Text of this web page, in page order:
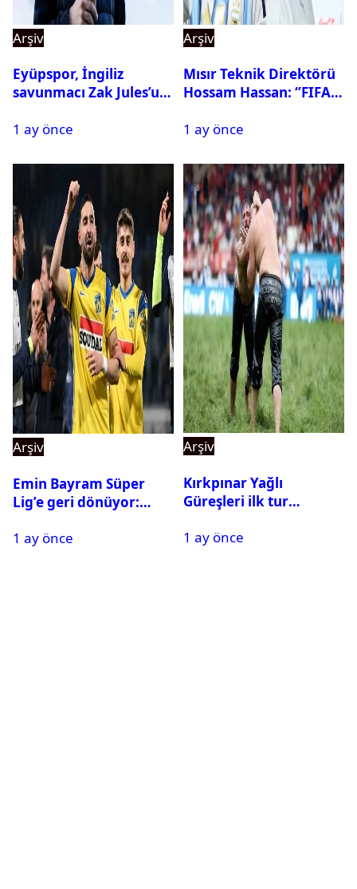
Arşiv
Eyüpspor, İngiliz
savunmacı Zak Jules’u
1 ay önce
Arşiv
Mısır Teknik Direktörü
Hossam Hassan: ‘’FIFA,
istemiyor’’
1 ay önce
Arşiv
Emin Bayram Süper
Lig’e geri dönüyor:
1 ay önce
Arşiv
Kırkpınar Yağlı
Güreşleri ilk tur
2. tura geçen
1 ay önce